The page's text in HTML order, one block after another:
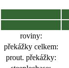
roviny:
překážky celkem:
prout. překážky: